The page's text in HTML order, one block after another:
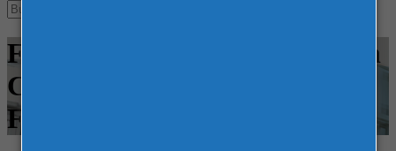
Feiras - Expotrade Convention
Center - Feira Internacional -
Farmacêutico